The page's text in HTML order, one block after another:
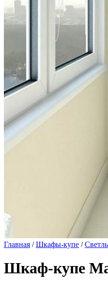
Главная /Шкафы-купе /
Шкаф-купе